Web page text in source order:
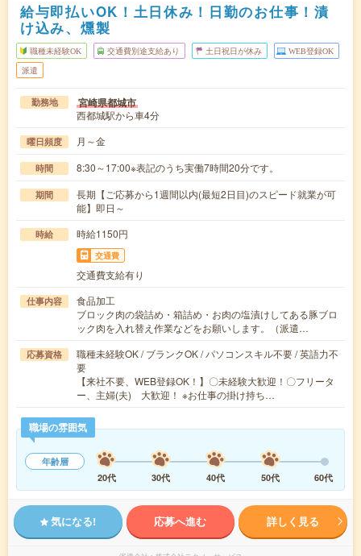
給与即払いOK！土日休み！日勤のお仕事！漬
け込み、燻製
職種未経験OK 交通費別途支給あり 土日祝日が休み WEB登録OK
派遣
勤務地 宮崎県都城市
西都城駅から車4分
曜日頻度 月～金
時間 8:30～17:00※表記のうち実働7時間20分です。
期間
長期【ご応募から1週間以内(最短2日目)のスピード就業が可
能】即日～
時給 時給1150円
交通費
交通費支給有り
仕事内容
食品加工
ブロック肉の袋詰め・箱詰め・お肉の塩漬けしてある豚ブロ
ック肉を入れ替え作業などをお願いします。（派遣…
応募資格
職種未経験OK / ブランクOK / パソコンスキル不要 / 英語力不
要
【来社不要、WEB登録OK！】〇未経験大歓迎！〇フリータ
ー、主婦(夫) 大歓迎！ ※お仕事の掛け持ち…
職場の雰囲気
年齢層
20代
30代 40代 50代 60代
気になる! 応募へ進む 詳しく見る